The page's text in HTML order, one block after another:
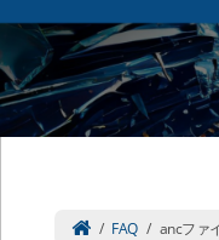
/ FAQ / ancファ